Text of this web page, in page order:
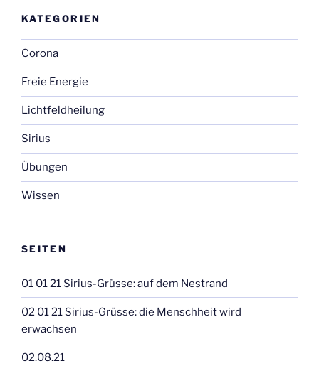
KATEGORIEN
Corona
Freie Energie
Lichtfeldheilung
Sirius
Übungen
Wissen
SEITEN
01 01 21 Sirius-Grüsse: auf dem Nestrand
02 01 21 Sirius-Grüsse: die Menschheit wird
erwachsen
02.08.21